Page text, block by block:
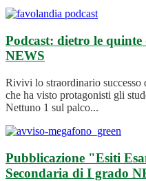
Podcast: dietro le
NEWS
Rivivi lo straordinario
che ha visto protagonisti gli
Nettuno 1 sul palco...
Pubblicazione "Esiti
Secondaria di I grado